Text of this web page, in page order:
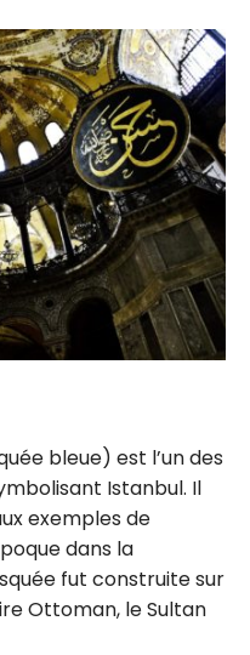
bleue) est l’un des
Istanbul. Il
exemples de
dans la
fut construite sur
Ottoman, le Sultan